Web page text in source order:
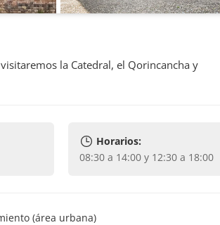
la Catedral, el Qorincancha y
Horarios:
08:30 a 14:00 y 12:30 a 18:00
(área urbana)